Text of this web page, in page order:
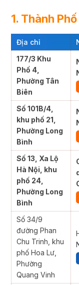
1. Thành
Địa chỉ
177/3 Khu
Phố 4,
Phường Tân
Biên
Số 101B/4,
khu phố 21,
Phường Long
Bình
Số 13, Xa Lộ
Hà Nội, khu
phố 24,
Phường Long
Bình
Số 34/9
đường Phan
Chu Trinh, khu
phố Hoa Lư,
Phường
Quang Vinh